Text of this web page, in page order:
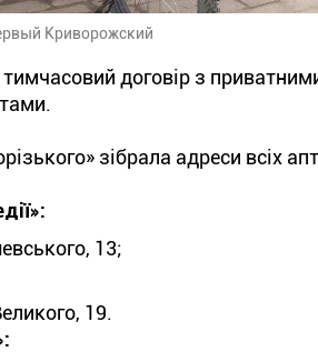
Криворожский
договір з
зібрала адреси всіх
13;
19.